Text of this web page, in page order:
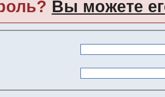
Вы можете